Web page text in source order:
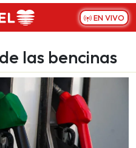
EN VIVO
las bencinas